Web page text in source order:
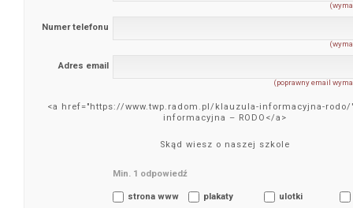
Numer telefonu
Adres email
(poprawny email
<a href="https://www.twp.radom.pl/klauzula-informacyjna-rodo/
informacyjna – RODO</a>
Skąd wiesz o naszej szkole
Min. 1 odpowiedź
strona www plakaty
ulotki